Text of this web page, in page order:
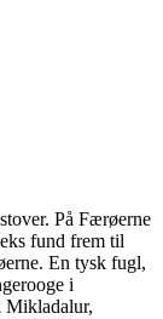
På Færøerne
fund frem til
En tysk fugl,
i
Mikladalur,